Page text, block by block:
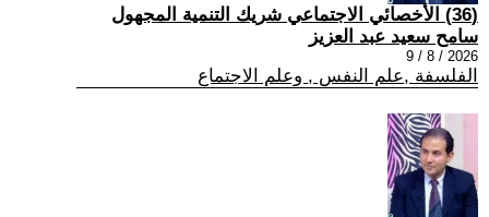
(36) الأخصائي الاجتماعي شريك التنمية المجهول
سامح سعيد عبد العزيز
2026 / 8 / 9
الفلسفة ,علم النفس , وعلم الاجتماع